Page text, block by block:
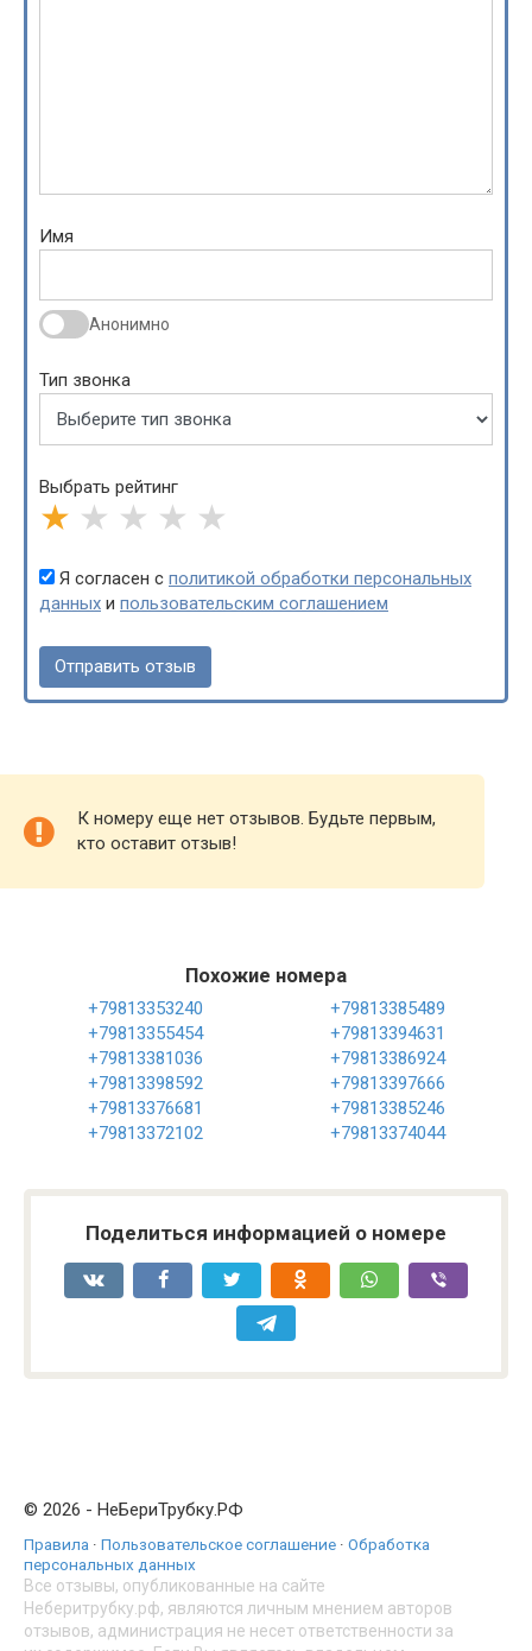
Имя
Анонимно
Тип звонка
Выбрать рейтинг
★ ★ ★ ★ ★
Я согласен с политикой обработки персональных
данных и пользовательским соглашением
К номеру еще нет отзывов. Будьте первым,
кто оставит отзыв!
Похожие номера
+79813353240
+79813385489
+79813355454
+79813394631
+79813381036
+79813386924
+79813398592
+79813397666
+79813376681
+79813385246
+79813372102
+79813374044
Поделиться информацией о номере
© 2026 - НеБериТрубку.РФ
Правила · Пользовательское соглашение · Обработка
персональных данных
Все отзывы, опубликованные на сайте
Неберитрубку.рф, являются личным мнением авторов
отзывов, администрация не несет ответственности за